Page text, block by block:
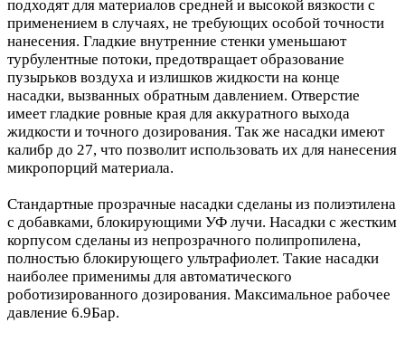
подходят для материалов средней и высокой вязкости с
применением в случаях, не требующих особой точности
нанесения. Гладкие внутренние стенки уменьшают
турбулентные потоки, предотвращает образование
пузырьков воздуха и излишков жидкости на конце
насадки, вызванных обратным давлением. Отверстие
имеет гладкие ровные края для аккуратного выхода
жидкости и точного дозирования. Так же насадки имеют
калибр до 27, что позволит использовать их для нанесения
микропорций материала.
Стандартные прозрачные насадки сделаны из полиэтилена
с добавками, блокирующими УФ лучи. Насадки с жестким
корпусом сделаны из непрозрачного полипропилена,
полностью блокирующего ультрафиолет. Такие насадки
наиболее применимы для автоматического
роботизированного дозирования. Максимальное рабочее
давление 6.9Бар.